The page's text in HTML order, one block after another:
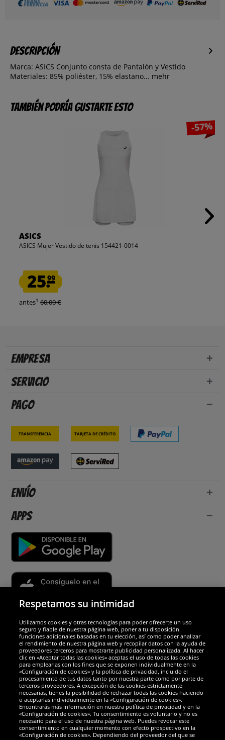
Descripción
Marca: ASICS Conjunto consta de Pantalón y Vestido
Materiales: 85% poliéster, 15% elastano... mehr
También podría gustarte esto
-57%
ASICS
ASICS Mujer Vestido de tenis 154421-0014
25.99
antes1 60,00 €
Empresa
Servicio
Pago
Transferencia Tarjeta de crédito
Envío
Apps
Socios y seguridad
Galardones
Respetamos su intimidad
Utilizamos cookies y otras tecnologías para poder ofrecerte un uso
seguro y fiable de nuestra página web, poner a tu disposición
funciones adicionales basadas en tu elección, así como poder analizar
el rendimiento de nuestra página web y recopilar datos con la ayuda de
proveedores terceros para mostrarte publicidad personalizada. Al hacer
clic en «Aceptar todas las cookies» aceptas el uso de todas las cookies
para emplearlas con los fines que se exponen individualmente en la
«Configuración de cookies» y la política de privacidad, incluido el
procesamiento de tus datos tanto por nuestra parte como por parte de
terceros proveedores. A excepción de las cookies estrictamente
necesarias, tienes la posibilidad de rechazar todas las cookies haciendo
o aceptarlas individualmente en la «Configuración de cookies».
Encontrarás más información en nuestra política de privacidad y en la
«Configuración de cookies». Tu consentimiento es voluntario y no es
necesario para el uso de nuestra página web. Puedes revocar este
consentimiento en cualquier momento con efecto prospectivo en la
«Configuración de cookies». Dependiendo del proveedor del que se